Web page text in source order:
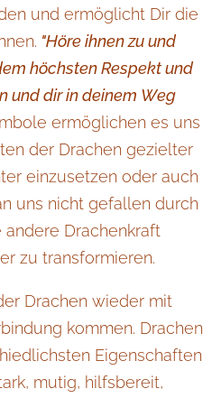
und ermöglicht Dir die
"Höre ihnen zu und
höchsten Respekt und
und dir in deinem Weg
ermöglichen es uns
der Drachen gezielter
einzusetzen oder auch
uns nicht gefallen durch
Drachenkraft
zu transformieren.
Drachen wieder mit
kommen. Drachen
Eigenschaften
mutig, hilfsbereit,